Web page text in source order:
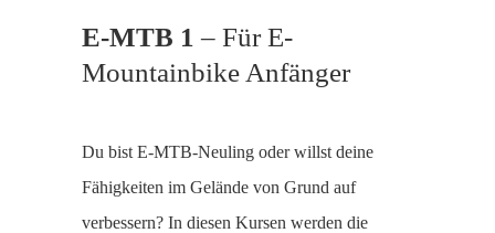
E-MTB 1 – Für E-
Mountainbike Anfänger
Du bist E-MTB-Neuling oder willst deine
Fähigkeiten im Gelände von Grund auf
verbessern? In diesen Kursen werden die